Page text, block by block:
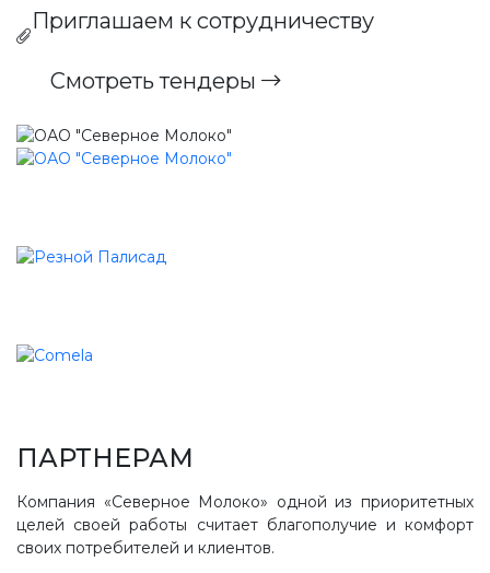
Приглашаем к сотрудничеству
Смотреть тендеры
ПАРТНЕРАМ
Компания «Северное Молоко» одной из приоритетных
целей своей работы считает благополучие и комфорт
своих потребителей и клиентов.